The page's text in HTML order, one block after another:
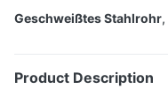
Geschweißtes Stahlrohr,
Product Description